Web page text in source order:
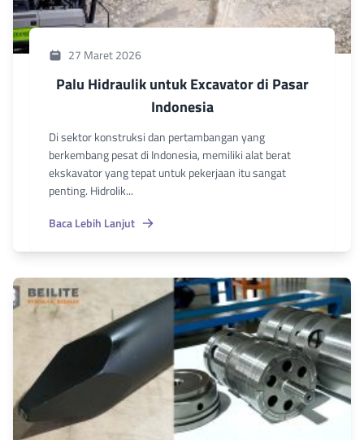
27 Maret 2026
Palu Hidraulik untuk Excavator di Pasar
Indonesia
Di sektor konstruksi dan pertambangan yang
berkembang pesat di Indonesia, memiliki alat berat
ekskavator yang tepat untuk pekerjaan itu sangat
penting. Hidrolik...
Baca Lebih Lanjut